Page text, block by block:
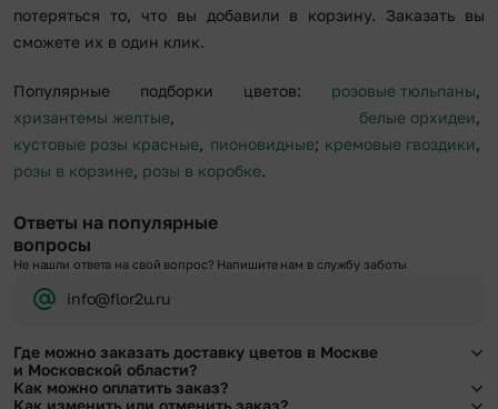
потеряться то, что вы добавили в корзину. Заказать вы
сможете их в один клик.
Популярные подборки цветов: розовые тюльпаны,
хризантемы желтые, белые орхидеи,
кустовые розы красные, пионовидные; кремовые гвоздики,
розы в корзине, розы в коробке.
Ответы на популярные
вопросы
Не нашли ответа на свой вопрос? Напишите нам в службу заботы
info@flor2u.ru
Где можно заказать доставку цветов в Москве
и Московской области?
Оформить доставку цветов можно в нашем приложении, на сайте flor2u.ru, по
Как можно оплатить заказ?
Как изменить или отменить заказ?